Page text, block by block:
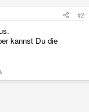
#2
kannst Du die